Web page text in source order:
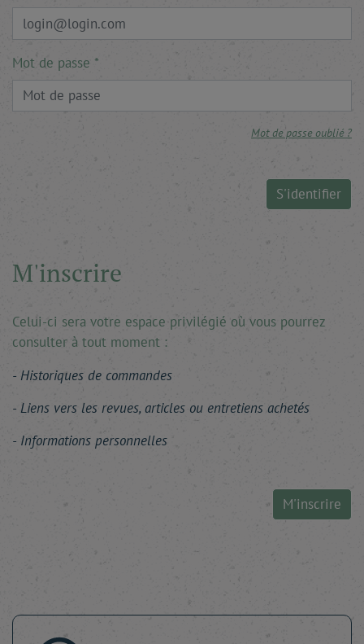
Mot de passe
Mot de passe oublié ?
S'identifier
M'inscrire
Celui-ci sera votre espace privilégié où vous pourrez
consulter à tout moment :
Historiques de commandes
Liens vers les revues, articles ou entretiens achetés
Informations personnelles
M'inscrire